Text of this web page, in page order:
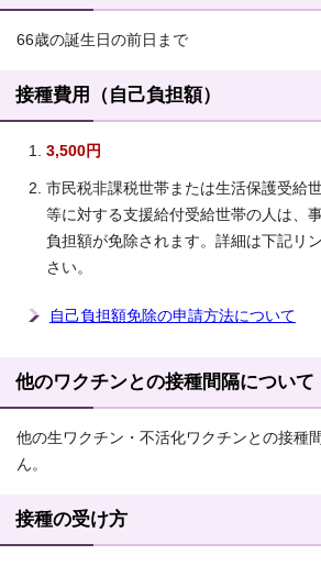
66歳の誕生日の前日まで
接種費用（自己負担額）
3,500円
市民税非課税世帯または生活保護受給
等に対する支援給付受給世帯の人は、
負担額が免除されます。詳細は下記リ
さい。
自己負担額免除の申請方法について
他のワクチンとの接種間隔について
他の生ワクチン・不活化ワクチンとの接種
ん。
接種の受け方